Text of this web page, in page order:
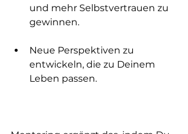
und mehr Selbstvertrauen zu
gewinnen.
Neue Perspektiven zu
entwickeln, die zu Deinem
Leben passen.